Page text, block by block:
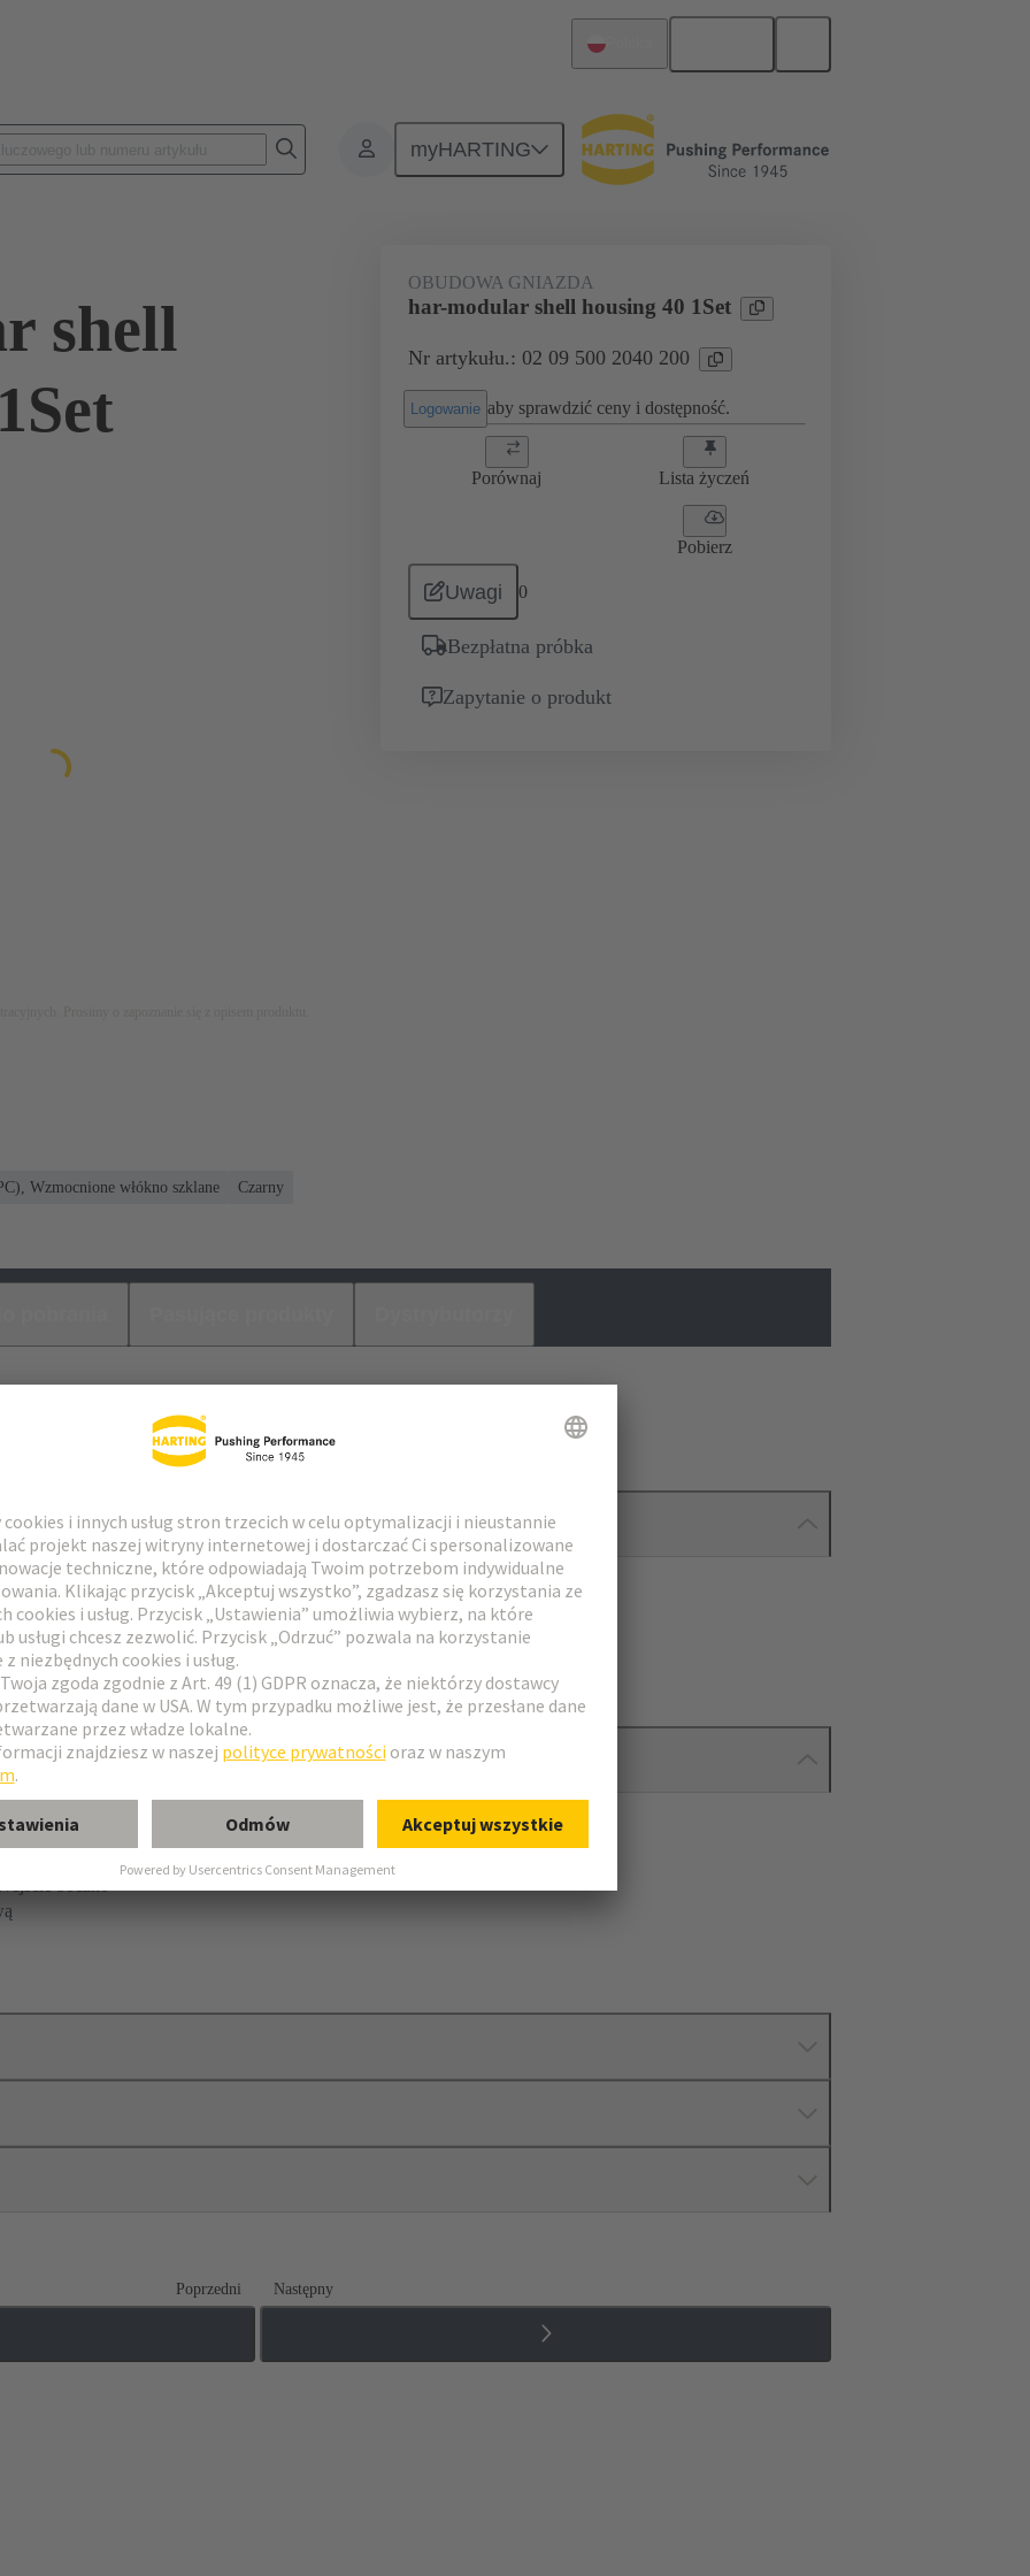
myHARTING
shell
OBUDOWA GNIAZDA
har-modular shell housing 40 1Set
Nr artykułu.: 02 09 500 2040 200
Logowanie aby sprawdzić ceny i dostępność.
Porównaj Lista życzeń
Pobierz
Uwagi 0
Bezpłatna próbka
Zapytanie o produkt
Wzmocnione włókno szklane Czarny
boczne
Poprzedni Następny